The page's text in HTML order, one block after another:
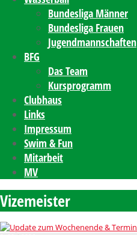
Bundesliga Männer
Bundesliga Frauen
Jugendmannschaften
BFG
Das Team
Kursprogramm
Clubhaus
Links
Impressum
Swim & Fun
Mitarbeit
MV
Vizemeister